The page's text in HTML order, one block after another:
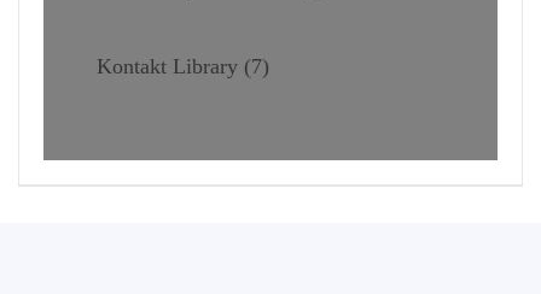
Kontakt Library 7